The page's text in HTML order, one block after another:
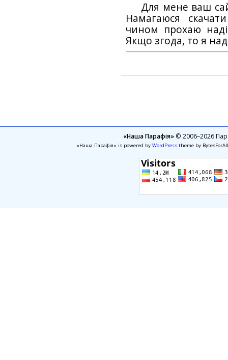
Для мене ваш
Намагаюся
чином прохаю
Якщо згода, то я
«Наша Парафія»© 2006–2026
«Наша Парафія» is powered by WordPresstheme by